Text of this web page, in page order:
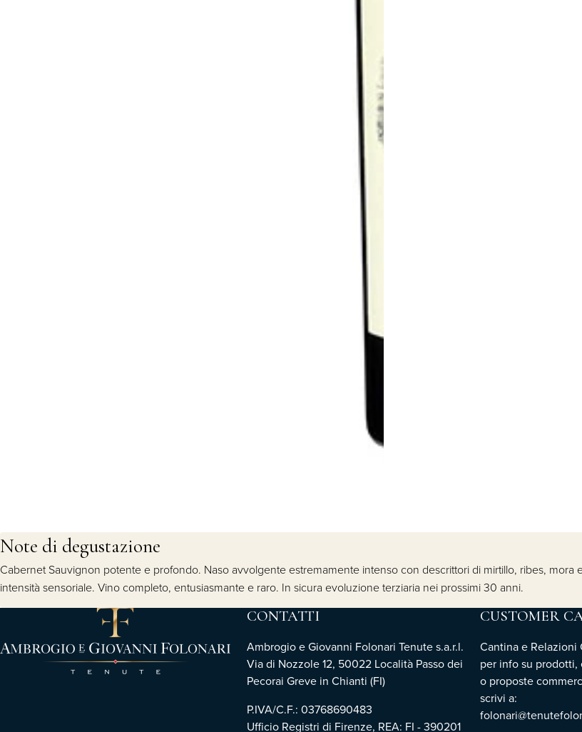
Note di degustazione
Cabernet Sauvignon potente e profondo. Naso avvolgente estremamente intenso con descrittori di mirtillo, ribes,
intensità sensoriale. Vino completo, entusiasmante e raro. In sicura evoluzione terziaria nei prossimi 30 anni.
CONTATTI
Ambrogio e Giovanni Folonari Tenute s.a.r.l.
Via di Nozzole 12, 50022 Località Passo dei
Pecorai Greve in Chianti (FI)
P.IVA/C.F.: 03768690483
Ufficio Registri di Firenze, REA: FI - 390201
CUSTOMER
Cantina e Relazioni
per info su prodotti,
o proposte
scrivi a: